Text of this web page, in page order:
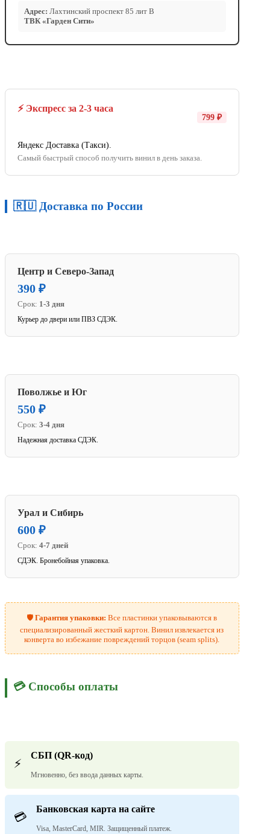
Адрес: Лахтинский проспект 85 лит В
ТВК «Гарден Сити»
⚡ Экспресс за 2-3 часа
799 ₽
Яндекс Доставка (Такси).
Самый быстрый способ получить винил в день заказа.
🇷🇺 Доставка по России
Центр и Северо-Запад
390 ₽
Срок: 1-3 дня
Курьер до двери или ПВЗ СДЭК.
Поволжье и Юг
550 ₽
Срок: 3-4 дня
Надежная доставка СДЭК.
Урал и Сибирь
600 ₽
Срок: 4-7 дней
СДЭК. Бронебойная упаковка.
🛡️Гарантия упаковки: Все пластинки упаковываются в
специализированный жесткий картон. Винил извлекается из
конверта во избежание повреждений торцов (seam splits).
💳 Способы оплаты
⚡
СБП (QR-код)
Мгновенно, без ввода данных карты.
💳
Банковская карта на сайте
Visa, MasterCard, MIR. Защищенный платеж.